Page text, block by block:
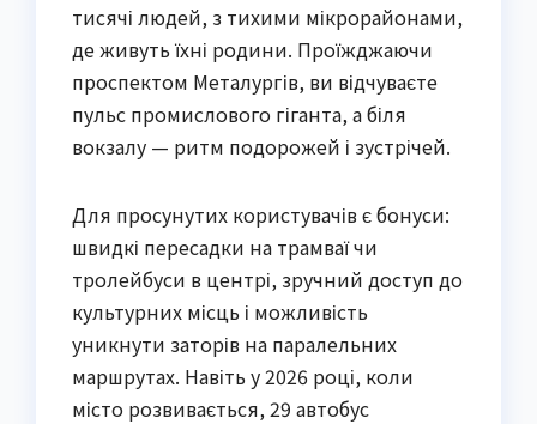
тисячі людей, з тихими мікрорайонами,
де живуть їхні родини. Проїжджаючи
проспектом Металургів, ви відчуваєте
пульс промислового гіганта, а біля
вокзалу — ритм подорожей і зустрічей.
Для просунутих користувачів є бонуси:
швидкі пересадки на трамваї чи
тролейбуси в центрі, зручний доступ до
культурних місць і можливість
уникнути заторів на паралельних
маршрутах. Навіть у 2026 році, коли
місто розвивається, 29 автобус